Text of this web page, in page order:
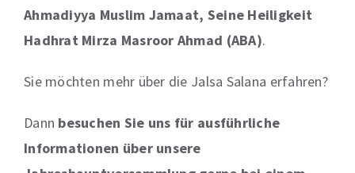
Ahmadiyya Muslim Jamaat, Seine Heiligkeit
Hadhrat Mirza Masroor Ahmad (ABA).
Sie möchten mehr über die Jalsa Salana erfahren?
Dann besuchen Sie uns für ausführliche
Informationen über unsere